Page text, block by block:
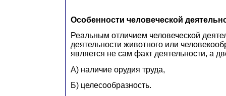
Особенности человеческой
Реальным отличием человеческой
деятельности животного или
является не сам факт деятельности, а
А) наличие орудия труда,
Б) целесообразность.